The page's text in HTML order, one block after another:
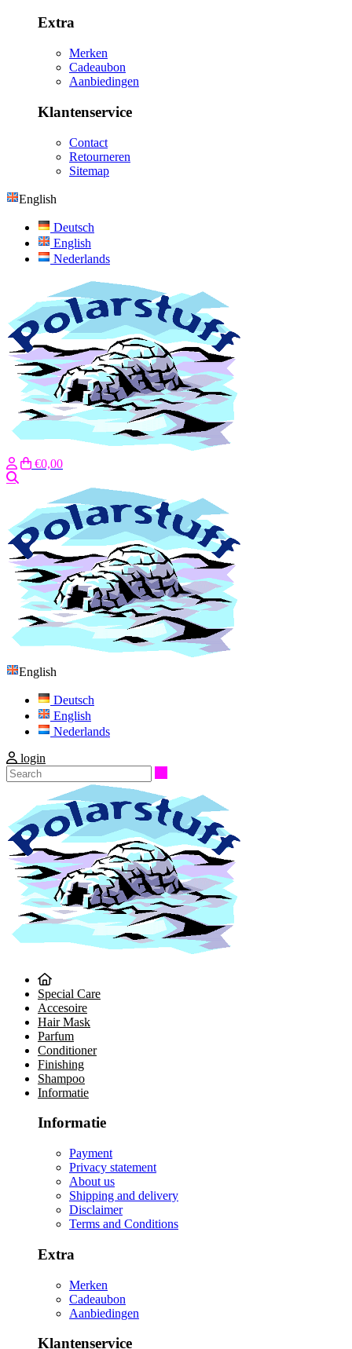
Extra
Merken
Cadeaubon
Aanbiedingen
Klantenservice
Contact
Retourneren
Sitemap
English
Deutsch
English
Nederlands
€0,00
English
Deutsch
English
Nederlands
login
Special Care
Accesoire
Hair Mask
Parfum
Conditioner
Finishing
Shampoo
Informatie
Informatie
Payment
Privacy statement
About us
Shipping and delivery
Disclaimer
Terms and Conditions
Extra
Merken
Cadeaubon
Aanbiedingen
Klantenservice